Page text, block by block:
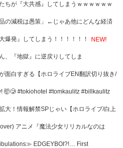
ちが『大共感』してしまうｗｗｗｗｗｗ
の減税は愚策」←じゃあ他にどんな経済
爆発』してしまう！！！！！！
NEW!
、『地獄』に逆戻りしてしま
面白すぎる【ホロライブEN翻訳切り抜き/
🤯🥲 #tokiohotel #tomkaulitz #billkaulitz
大！情報解禁SPじゃい【ホロライブ/白上
アニメ『魔法少女リリカルなのは
EDGEYBOI?!… First